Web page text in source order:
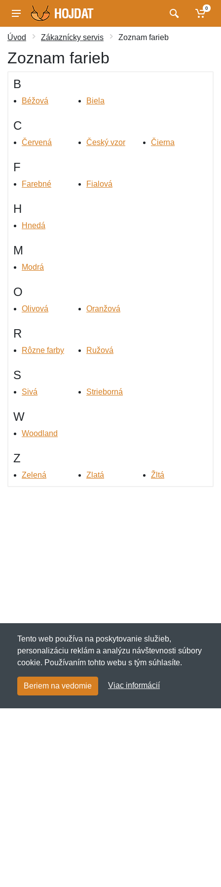
0
Úvod Zákaznícky servis Zoznam farieb
Zoznam farieb
B
Béžová Biela
C
Červená Český vzor Čierna
F
Farebné Fialová
H
Hnedá
M
Modrá
O
Olivová Oranžová
R
Rôzne farby Ružová
S
Sivá Strieborná
W
Woodland
Z
Zelená Zlatá Žltá
Tento web používa na poskytovanie služieb,
personalizáciu reklám a analýzu návštevnosti súbory
cookie. Používaním tohto webu s tým súhlasíte.
Beriem na vedomie Viac informácií